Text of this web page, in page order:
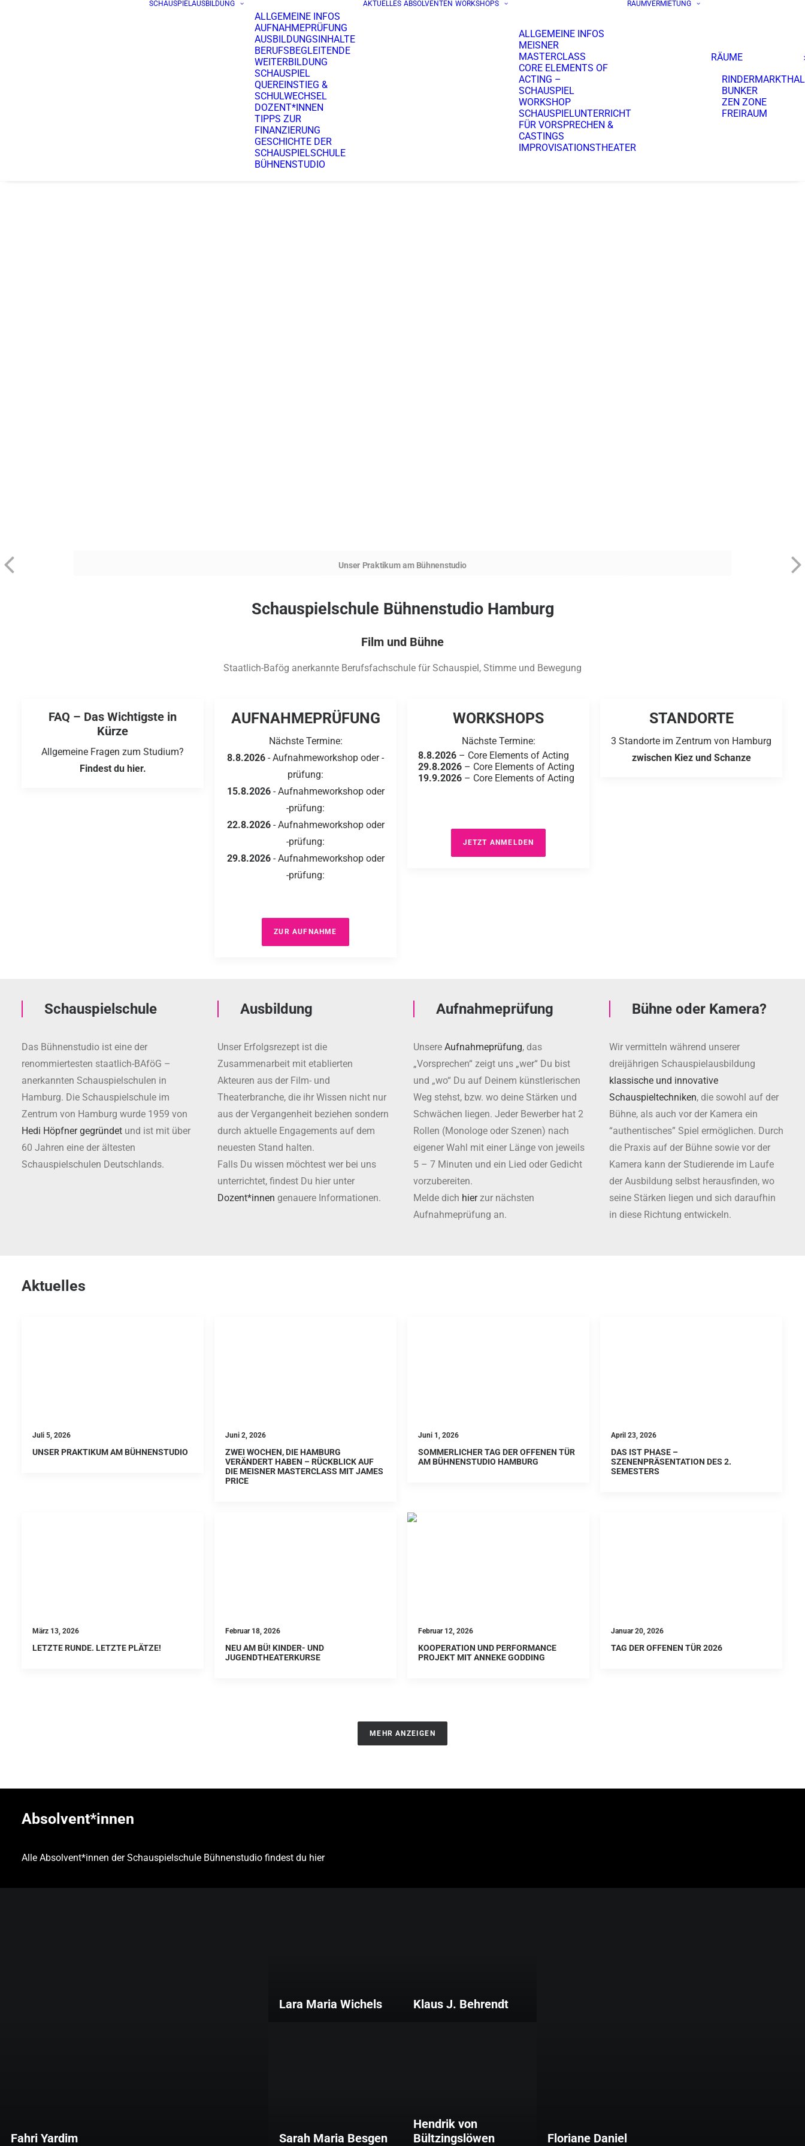
SCHAUSPIELAUSBILDUNG
ALLGEMEINE INFOS
AUFNAHMEPRÜFUNG
AUSBILDUNGSINHALTE
BERUFSBEGLEITENDE
WEITERBILDUNG
SCHAUSPIEL
QUEREINSTIEG &
SCHULWECHSEL
DOZENT*INNEN
TIPPS ZUR
FINANZIERUNG
GESCHICHTE DER
SCHAUSPIELSCHULE
BÜHNENSTUDIO
AKTUELLES ABSOLVENTEN WORKSHOPS
ALLGEMEINE INFOS
MEISNER
MASTERCLASS
CORE ELEMENTS OF
ACTING –
SCHAUSPIEL
WORKSHOP
SCHAUSPIELUNTERRICHT
FÜR VORSPRECHEN &
CASTINGS
IMPROVISATIONSTHEATER
RAUMVERMIETUNG
RÄUME
BUNKER
ZEN ZONE
FREIRAUM
Unser Praktikum am Bühnenstudio
Schauspielschule Bühnenstudio Hamburg
Film und Bühne
Staatlich-Bafög anerkannte Berufsfachschule für Schauspiel, Stimme und Bewegung
FAQ – Das Wichtigste in
Kürze
Allgemeine Fragen zum Studium?
Findest du hier.
AUFNAHMEPRÜFUNG
Nächste Termine:
8.8.2026 - Aufnahmeworkshop oder -
prüfung:
15.8.2026- Aufnahmeworkshop oder
-prüfung:
22.8.2026- Aufnahmeworkshop oder
-prüfung:
29.8.2026- Aufnahmeworkshop oder
-prüfung:
ZUR AUFNAHME
WORKSHOPS
Nächste Termine:
8.8.2026 – Core Elements of Acting
29.8.2026 – Core Elements of Acting
19.9.2026 – Core Elements of Acting
JETZT ANMELDEN
STANDORTE
3 Standorte im Zentrum von Hamburg
zwischen Kiez und Schanze
Schauspielschule
Das Bühnenstudio ist eine der
renommiertesten staatlich-BAföG –
anerkannten Schauspielschulen in
Hamburg. Die Schauspielschule im
Zentrum von Hamburg wurde 1959 von
Hedi Höpfner gegründet und ist mit über
60 Jahren eine der ältesten
Schauspielschulen Deutschlands.
Ausbildung
Unser Erfolgsrezept ist die
Zusammenarbeit mit etablierten
Akteuren aus der Film- und
Theaterbranche, die ihr Wissen nicht nur
aus der Vergangenheit beziehen sondern
durch aktuelle Engagements auf dem
neuesten Stand halten.
Falls Du wissen möchtest wer bei uns
unterrichtet, findest Du hier unter
Dozent*innen genauere Informationen.
Aufnahmeprüfung
Unsere Aufnahmeprüfung, das
„Vorsprechen“ zeigt uns „wer“ Du bist
und „wo“ Du auf Deinem künstlerischen
Weg stehst, bzw. wo deine Stärken und
Schwächen liegen. Jeder Bewerber hat 2
Rollen (Monologe oder Szenen) nach
eigener Wahl mit einer Länge von jeweils
5 – 7 Minuten und ein Lied oder Gedicht
vorzubereiten.
Melde dich hierzur nächsten
Aufnahmeprüfung an.
Bühne oder Kamera?
Wir vermitteln während unserer
dreijährigen Schauspielausbildung
klassische und innovative
Schauspieltechniken, die sowohl auf der
Bühne, als auch vor der Kamera ein
“authentisches” Spiel ermöglichen. Durch
die Praxis auf der Bühne sowie vor der
Kamera kann der Studierende im Laufe
der Ausbildung selbst herausfinden, wo
seine Stärken liegen und sich daraufhin
in diese Richtung entwickeln.
Aktuelles
Juli 5, 2026
UNSER PRAKTIKUM AM BÜHNENSTUDIO
Juni 2, 2026
ZWEI WOCHEN, DIE HAMBURG
VERÄNDERT HABEN – RÜCKBLICK AUF
DIE MEISNER MASTERCLASS MIT JAMES
PRICE
Juni 1, 2026
SOMMERLICHER TAG DER OFFENEN TÜR
AM BÜHNENSTUDIO HAMBURG
April 23, 2026
DAS IST PHASE –
SZENENPRÄSENTATION DES 2.
SEMESTERS
März 13, 2026
LETZTE RUNDE. LETZTE PLÄTZE!
Februar 18, 2026
NEU AM BÜ! KINDER- UND
JUGENDTHEATERKURSE
Februar 12, 2026
KOOPERATION UND PERFORMANCE
PROJEKT MIT ANNEKE GODDING
Januar 20, 2026
TAG DER OFFENEN TÜR 2026
MEHR ANZEIGEN
Absolvent*innen
Alle Absolvent*innen der Schauspielschule Bühnenstudio findest du hier
Fahri Yardim
Lara Maria Wichels Klaus J. Behrendt
Floriane Daniel
Sarah Maria Besgen
Hendrik von
Bültzingslöwen